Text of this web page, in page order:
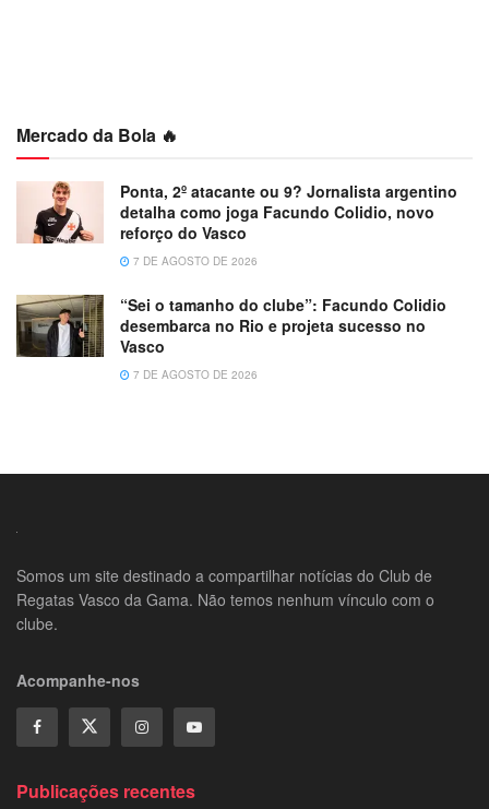
Mercado da Bola 🔥
Ponta, 2º atacante ou 9? Jornalista argentino
detalha como joga Facundo Colidio, novo
reforço do Vasco
7 DE AGOSTO DE 2026
“Sei o tamanho do clube”: Facundo Colidio
desembarca no Rio e projeta sucesso no
Vasco
7 DE AGOSTO DE 2026
Somos um site destinado a compartilhar notícias do Club de
Regatas Vasco da Gama. Não temos nenhum vínculo com o
clube.
Acompanhe-nos
Publicações recentes